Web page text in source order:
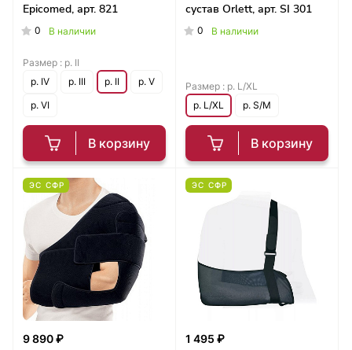
Epicomed, арт. 821
0 В наличии
В корзину
Размер : р. II
р. IV
р. III р. II
р. V
р. VI
сустав Orlett, арт. SI 301
0 В наличии
В корзину
Размер : р. L/XL
р. L/XL
р. S/M
ЭС СФР
9 890 ₽
ЭС СФР
1 495 ₽